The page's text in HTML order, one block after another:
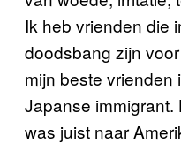
Ik heb vrienden die
doodsbang zijn
mijn beste vrienden
Japanse immigrant.
was juist naar